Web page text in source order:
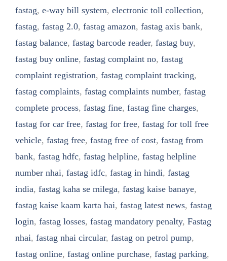
fastag, e-way bill system, electronic toll collection,
fastag, fastag 2.0, fastag amazon, fastag axis bank,
fastag balance, fastag barcode reader, fastag buy,
fastag buy online, fastag complaint no, fastag
complaint registration, fastag complaint tracking,
fastag complaints, fastag complaints number, fastag
complete process, fastag fine, fastag fine charges,
fastag for car free, fastag for free, fastag for toll free
vehicle, fastag free, fastag free of cost, fastag from
bank, fastag hdfc, fastag helpline, fastag helpline
number nhai, fastag idfc, fastag in hindi, fastag
india, fastag kaha se milega, fastag kaise banaye,
fastag kaise kaam karta hai, fastag latest news, fastag
login, fastag losses, fastag mandatory penalty, Fastag
nhai, fastag nhai circular, fastag on petrol pump,
fastag online, fastag online purchase, fastag parking,